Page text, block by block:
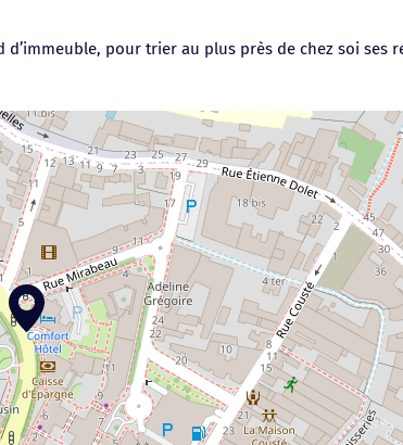
pour trier au plus près de chez soi ses